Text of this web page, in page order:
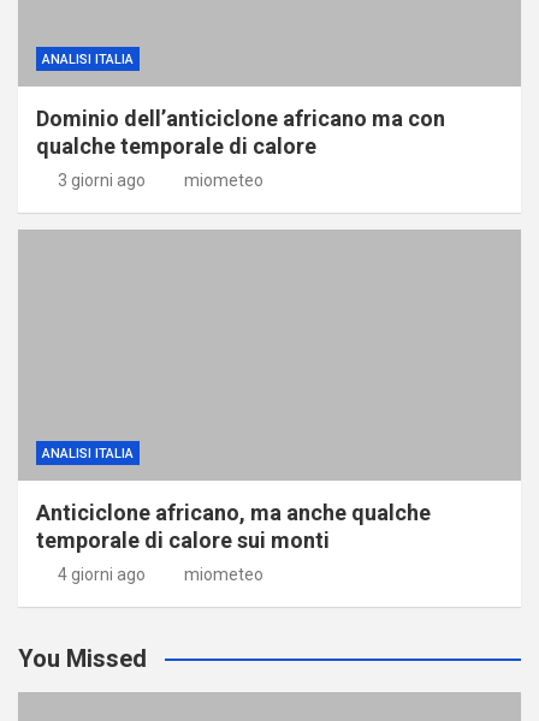
ANALISI ITALIA
Dominio dell’anticiclone africano ma con
qualche temporale di calore
3 giorni ago miometeo
ANALISI ITALIA
Anticiclone africano, ma anche qualche
temporale di calore sui monti
4 giorni ago miometeo
You Missed